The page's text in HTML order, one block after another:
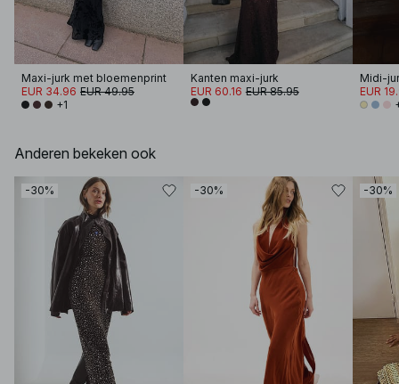
Maxi-jurk met bloemenprint
EUR 34.96 EUR 49.95
+1
Kanten maxi-jurk
EUR 60.16 EUR 85.95
Midi-
EUR
Anderen bekeken ook
-30% -30% -30%